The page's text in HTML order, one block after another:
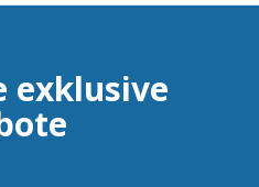
exklusive